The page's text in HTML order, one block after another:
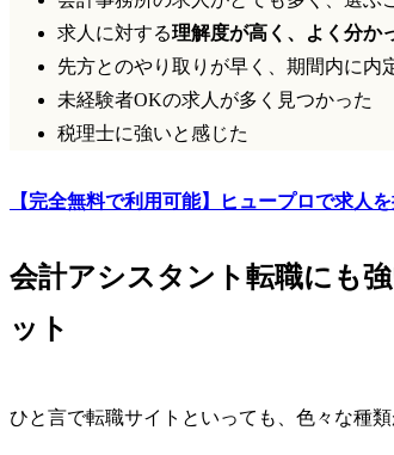
求人に対する理解度が高く、よく分か
先方とのやり取りが早く、期間内に内
未経験者OKの求人が多く見つかった
税理士に強いと感じた
【完全無料で利用可能】ヒュープロで求人
会計アシスタント転職にも強
ット
ひと言で転職サイトといっても、色々な種類